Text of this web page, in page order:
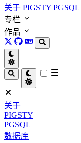
关于 PIGSTY PGSQL
专栏
作品
关于
PIGSTY
PGSQL
数据库